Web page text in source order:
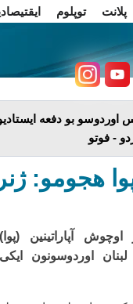
پلانت توپلوم
اوردوسو بو دفعه
- فوتو
هجومو:
اوچوش آپاراتینین (پوا)
اوردوسونون ایکی